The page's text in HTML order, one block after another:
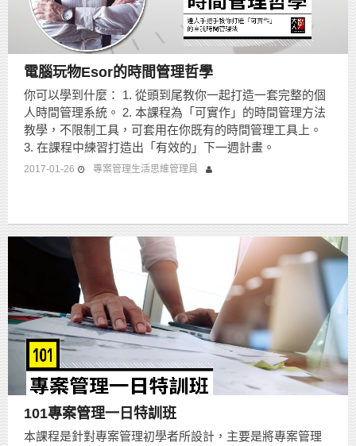
電腦玩物Esor的時間管理哲學
你可以學到什麼： 1. 從頭到尾教你一起打造一套完整的個
人時間管理系統。 2. 本課程為「可實作」的時間管理方法
教學，不限制工具，可套用在你既有的時間管理工具上。
3. 在課程中練習打造出「有效的」下一週計畫。
2017-01-26 專案管理生活思維管理員
101專案管理一日特訓班
本課程是針對專案管理初學者所設計，主要是將專案管理